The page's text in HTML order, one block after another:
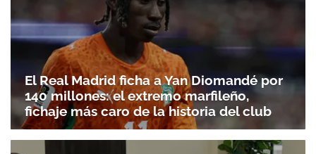
El Real Madrid ficha a Yan Diomandé por
140 millones: el extremo marfileño,
fichaje más caro de la historia del club